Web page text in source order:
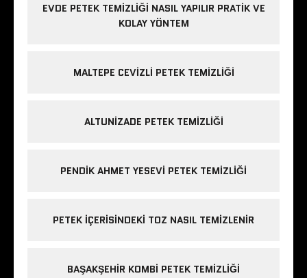
EVDE PETEK TEMIZLIĞI NASIL YAPILIR PRATIK VE
KOLAY YÖNTEM
MALTEPE CEVIZLI PETEK TEMIZLIĞI
ALTUNIZADE PETEK TEMIZLIĞI
PENDIK AHMET YESEVI PETEK TEMIZLIĞI
PETEK IÇERISINDEKI TOZ NASIL TEMIZLENIR
BAŞAKŞEHIR KOMBI PETEK TEMIZLIĞI